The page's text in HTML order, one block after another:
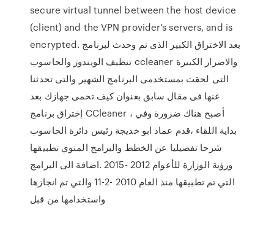
secure virtual tunnel between the host device
(client) and the VPN provider’s servers, and is
encrypted. بعد الاختراق الكبير الذى تم وحدث لبرنامج
تنظيف الويندوز والحاسوب ccleaner والاضرار الكبيرة
التى لحقت بمستخدمى البرنامج الشهير والتى تحدثنا
عنها فى مقال سابق بعنوان كيف تحمى جهازك بعد
إختراق برنامج CCleaner ، أصبح هناك ضرورة وفي
بداية اللقاء ،قدم عماد ابو خديجة رئيس دائرة الحاسوب
شرحا تفصيليا عن الخطط والبرامج المنوي تطبيقها
ورؤية الوزارة للأعوام 2012 -2015 .اضافة الى البرامج
التي تم تطبيقها منذ العام 2010 -2-11 والتي تم انجازها
واستخدامها من قبل